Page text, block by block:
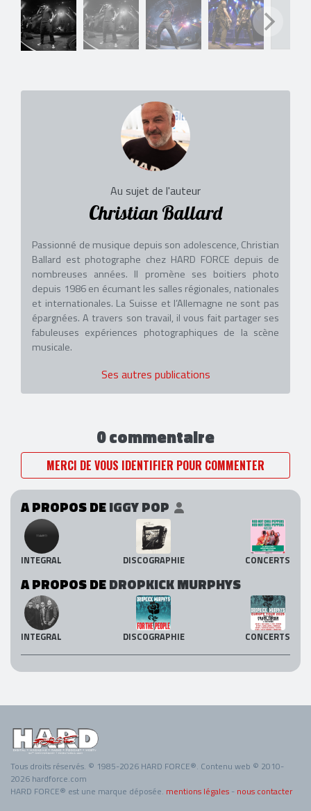
Au sujet de l'auteur
Christian Ballard
Passionné de musique depuis son adolescence, Christian
Ballard est photographe chez HARD FORCE depuis de
nombreuses années. Il promène ses boitiers photo
depuis 1986 en écumant les salles régionales, nationales
et internationales. La Suisse et l’Allemagne ne sont pas
épargnées. A travers son travail, il vous fait partager ses
fabuleuses expériences photographiques de la scène
musicale.
Ses autres publications
0 commentaire
MERCI DE VOUS IDENTIFIER POUR COMMENTER
A PROPOS DEIGGY POP
INTEGRAL DISCOGRAPHIE CONCERTS
A PROPOS DEDROPKICK MURPHYS
INTEGRAL DISCOGRAPHIE CONCERTS
Tous droits réservés. © 1985-2026 HARD FORCE®. Contenu web © 2010-
2026 hardforce.com
HARD FORCE® est une marque déposée. mentions légales - nous contacter